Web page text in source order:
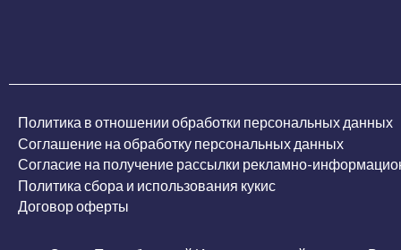
Политика в отношении обработки персональных данных
Соглашение на обработку персональных данных
Согласие на получение рассылки рекламно-
Политика сбора и использования кукис
Договор оферты